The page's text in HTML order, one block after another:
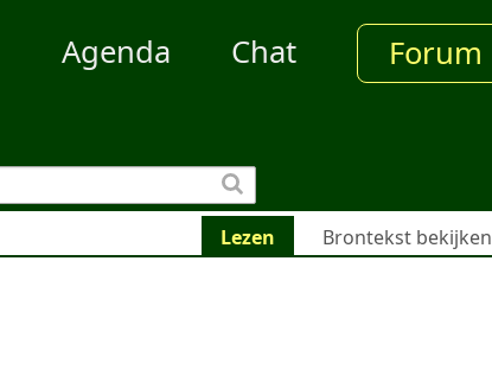
Agenda Chat Forum
Lezen Brontekst bekijken